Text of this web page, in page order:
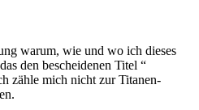
warum, wie und wo ich dieses
den bescheidenen Titel “
zähle mich nicht zur Titanen-